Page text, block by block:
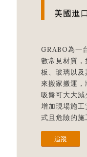
美國進
GRABO為一
數常見材質
板、玻璃以
來搬家搬運
吸盤可大大
增加現場施
式且危險的施
追蹤